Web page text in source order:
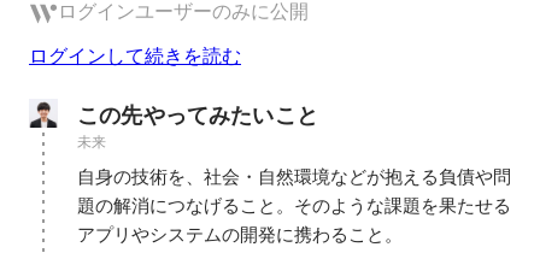
ログインユーザーのみに公開
ログインして続きを読む
この先やってみたいこと
未来
自身の技術を、社会・自然環境などが抱える負債や問
題の解消につなげること。そのような課題を果たせる
アプリやシステムの開発に携わること。